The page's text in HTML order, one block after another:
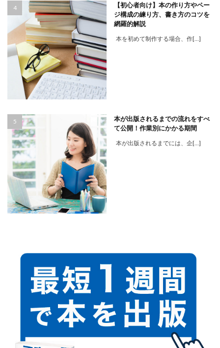
【初心者向け】本の作り方やペー
ジ構成の練り方、書き方のコツを
網羅的解説
本を初めて制作する場合、作[…]
本が出版されるまでの流れをすべ
て公開！作業別にかかる期間
本が出版されるまでには、企[…]